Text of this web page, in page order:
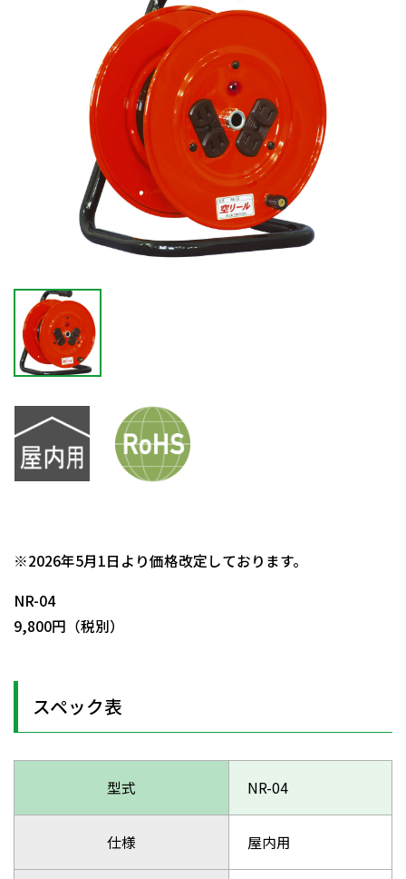
※2026年5月1日より価格改定しております。
NR-04
9,800円（税別）
スペック表
型式 NR-04
仕様 屋内用